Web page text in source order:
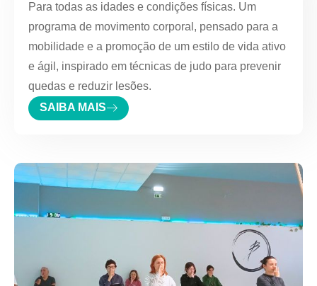
Para todas as idades e condições físicas. Um
programa de movimento corporal, pensado para a
mobilidade e a promoção de um estilo de vida ativo
e ágil, inspirado em técnicas de judo para prevenir
quedas e reduzir lesões.
SAIBA MAIS